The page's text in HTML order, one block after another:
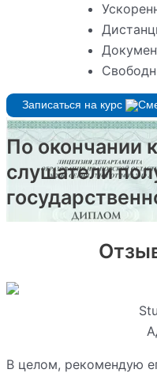
Записаться на курс
По окончании
слушатели
В целом, рекомендую